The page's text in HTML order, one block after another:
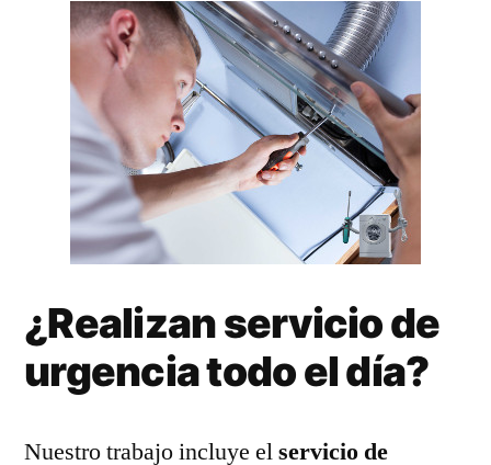
¿Realizan servicio de
urgencia todo el día?
Nuestro trabajo incluye elservicio de